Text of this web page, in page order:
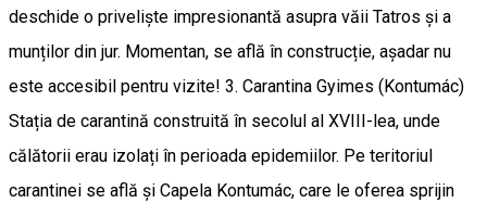
deschide o priveliște impresionantă asupra văii Tatros și a
munților din jur. Momentan, se află în construcție, așadar nu
este accesibil pentru vizite! 3. Carantina Gyimes (Kontumác)
Stația de carantină construită în secolul al XVIII-lea, unde
călătorii erau izolați în perioada epidemiilor. Pe teritoriul
carantinei se află și Capela Kontumác, care le oferea sprijin